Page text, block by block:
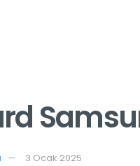
3 Ocak 2025